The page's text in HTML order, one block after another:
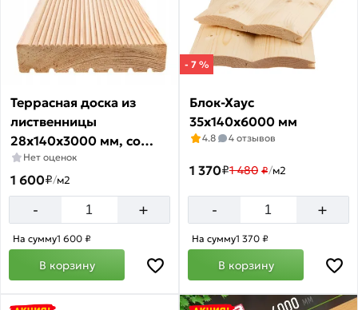
Брусок
сухой
строганный
Товаров
по
3
Террасная доска из
лиственницы
28x140х3000 мм, cорт
АВНет оценок
1 600₽/м2
- +
На сумму1 600 ₽
В корзину
- 7 %
Блок-Хаус
35х140х6000 мм
4.8 4 отзывов
1 370₽1 480 ₽/м2
- +
На сумму1 370 ₽
В корзину